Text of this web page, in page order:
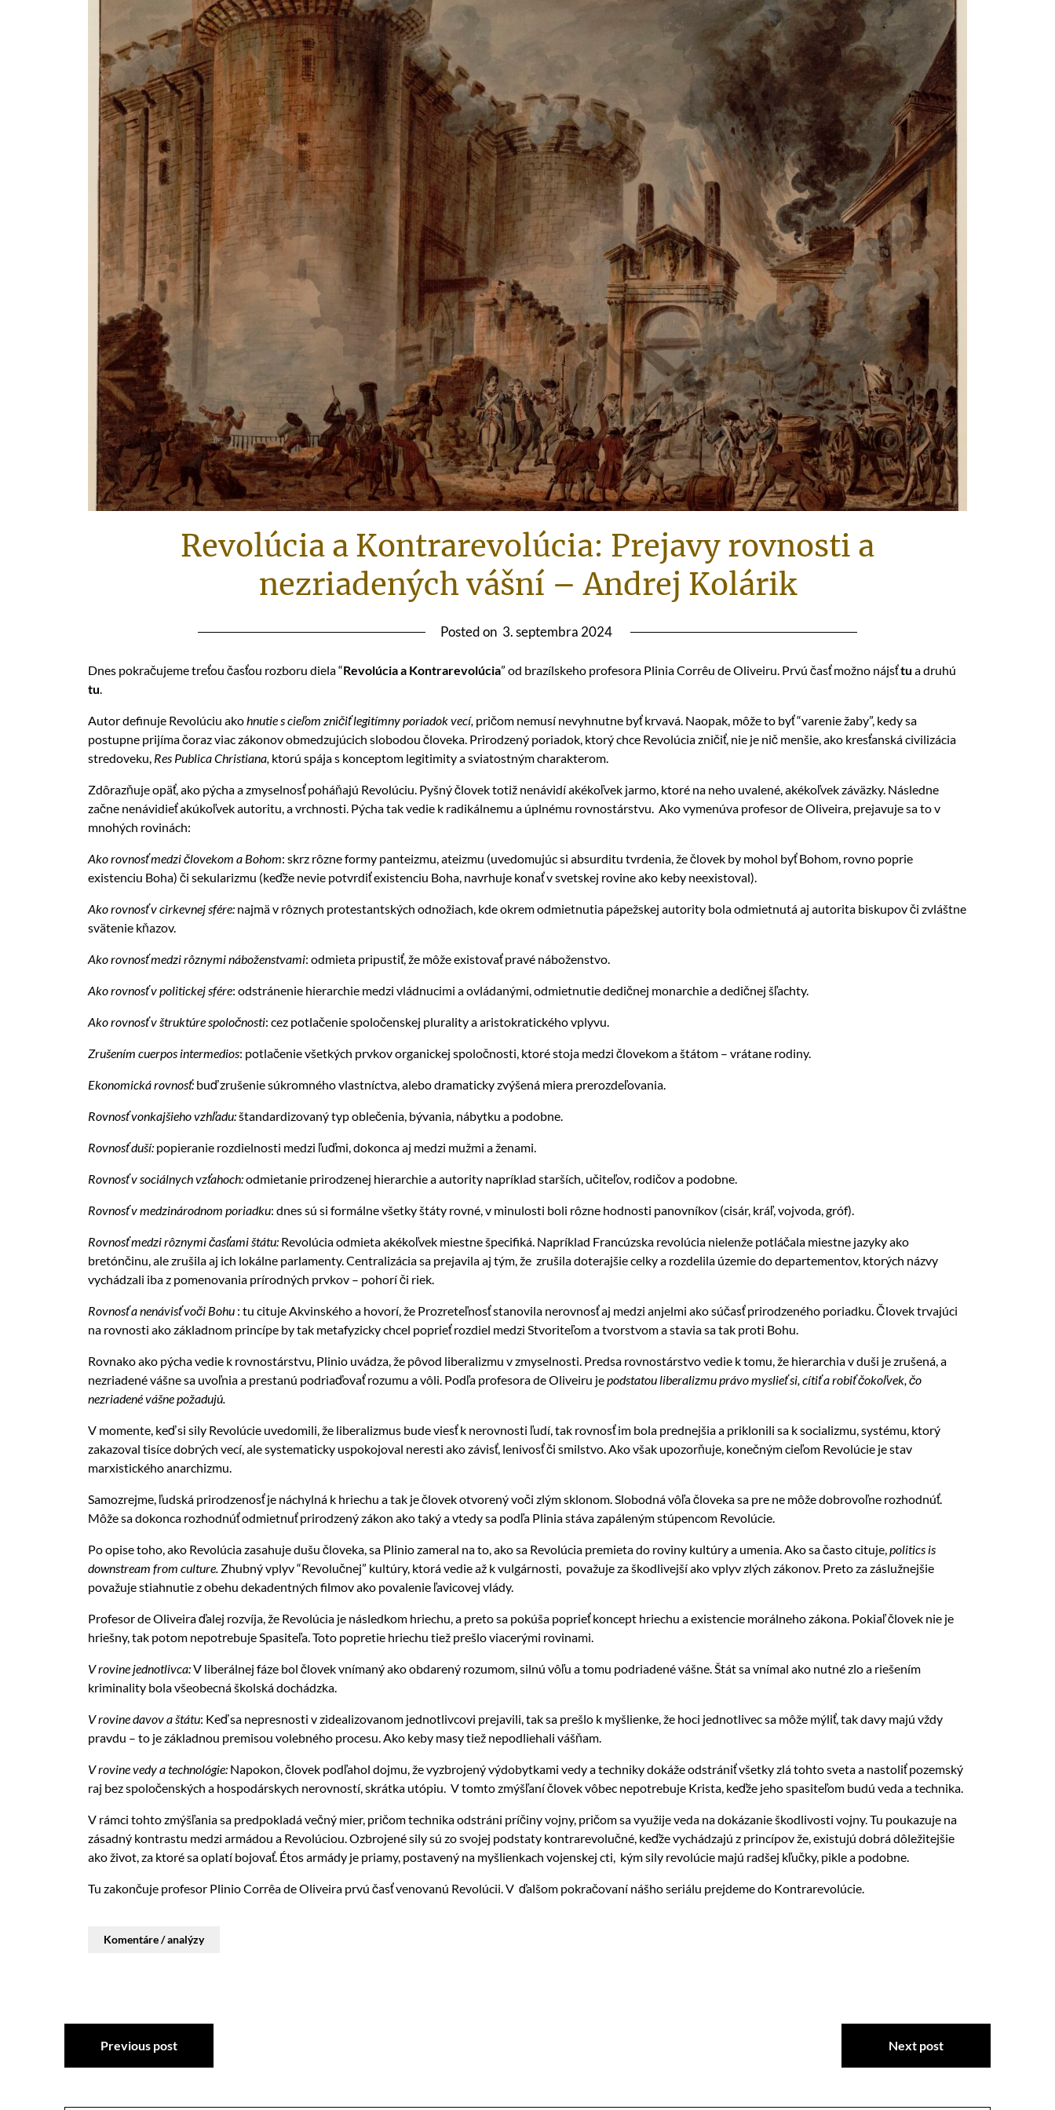
Revolúcia a Kontrarevolúcia: Prejavy rovnosti a
nezriadených vášní – Andrej Kolárik
Posted on 3. septembra 2024
Dnes pokračujeme treťou časťou rozboru diela “Revolúcia a Kontrarevolúcia” od brazílskeho profesora Plinia Corrêu de Oliveiru. Prvú časť možno nájsťtu a druhú
tu
Autor definuje Revolúciu ako hnutie s cieľom zničiť legitímny poriadok vecí, pričom nemusí nevyhnutne byť krvavá. Naopak, môže to byť “varenie žaby”, kedy sa
postupne prijíma čoraz viac zákonov obmedzujúcich slobodou človeka. Prirodzený poriadok, ktorý chce Revolúcia zničiť, nie je nič menšie, ako kresťanská civilizácia
stredoveku, Res Publica Christiana, ktorú spája s konceptom legitimity a sviatostným charakterom.
Zdôrazňuje opäť, ako pýcha a zmyselnosť poháňajú Revolúciu. Pyšný človek totiž nenávidí akékoľvek jarmo, ktoré na neho uvalené, akékoľvek záväzky. Následne
začne nenávidieť akúkoľvek autoritu, a vrchnosti. Pýcha tak vedie k radikálnemu a úplnému rovnostárstvu. Ako vymenúva profesor de Oliveira, prejavuje sa to v
mnohých rovinách:
Ako rovnosť medzi človekom a Bohom: skrz rôzne formy panteizmu, ateizmu (uvedomujúc si absurditu tvrdenia, že človek by mohol byť Bohom, rovno poprie
existenciu Boha) či sekularizmu (keďže nevie potvrdiť existenciu Boha, navrhuje konať v svetskej rovine ako keby neexistoval).
Ako rovnosť v cirkevnej sfére: najmä v rôznych protestantských odnožiach, kde okrem odmietnutia pápežskej autority bola odmietnutá aj autorita biskupov či zvláštne
svätenie kňazov.
Ako rovnosť medzi rôznymi náboženstvami: odmieta pripustiť, že môže existovať pravé náboženstvo.
Ako rovnosť v politickej sfére: odstránenie hierarchie medzi vládnucimi a ovládanými, odmietnutie dedičnej monarchie a dedičnej šľachty.
Ako rovnosť v štruktúre spoločnosti: cez potlačenie spoločenskej plurality a aristokratického vplyvu.
Zrušením cuerpos intermedios: potlačenie všetkých prvkov organickej spoločnosti, ktoré stoja medzi človekom a štátom – vrátane rodiny.
Ekonomická rovnosť: buď zrušenie súkromného vlastníctva, alebo dramaticky zvýšená miera prerozdeľovania.
Rovnosť vonkajšieho vzhľadu:štandardizovaný typ oblečenia, bývania, nábytku a podobne.
Rovnosť duší: popieranie rozdielnosti medzi ľuďmi, dokonca aj medzi mužmi a ženami.
Rovnosť v sociálnych vzťahoch:odmietanie prirodzenej hierarchie a autority napríklad starších, učiteľov, rodičov a podobne.
Rovnosť v medzinárodnom poriadku: dnes sú si formálne všetky štáty rovné, v minulosti boli rôzne hodnosti panovníkov (cisár, kráľ, vojvoda, gróf).
Rovnosť medzi rôznymi časťami štátu: Revolúcia odmieta akékoľvek miestne špecifiká. Napríklad Francúzska revolúcia nielenže potláčala miestne jazyky ako
bretónčinu, ale zrušila aj ich lokálne parlamenty. Centralizácia sa prejavila aj tým, že zrušila doterajšie celky a rozdelila územie do departementov, ktorých názvy
vychádzali iba z pomenovania prírodných prvkov – pohorí či riek.
Rovnosť a nenávisť voči Bohu : tu cituje Akvinského a hovorí, že Prozreteľnosť stanovila nerovnosť aj medzi anjelmi ako súčasť prirodzeného poriadku. Človek trvajúci
na rovnosti ako základnom princípe by tak metafyzicky chcel poprieť rozdiel medzi Stvoriteľom a tvorstvom a stavia sa tak proti Bohu.
Rovnako ako pýcha vedie k rovnostárstvu, Plinio uvádza, že pôvod liberalizmu v zmyselnosti. Predsa rovnostárstvo vedie k tomu, že hierarchia v duši je zrušená, a
nezriadené vášne sa uvoľnia a prestanú podriaďovať rozumu a vôli. Podľa profesora de Oliveiru jepodstatou liberalizmu právo myslieť si, cítiť a robiť čokoľvek, čo
nezriadené vášne požadujú.
V momente, keď si sily Revolúcie uvedomili, že liberalizmus bude viesť k nerovnosti ľudí, tak rovnosť im bola prednejšia a priklonili sa k socializmu, systému, ktorý
zakazoval tisíce dobrých vecí, ale systematicky uspokojoval neresti ako závisť, lenivosť či smilstvo. Ako však upozorňuje, konečným cieľom Revolúcie je stav
marxistického anarchizmu.
Samozrejme, ľudská prirodzenosť je náchylná k hriechu a tak je človek otvorený voči zlým sklonom. Slobodná vôľa človeka sa pre ne môže dobrovoľne rozhodnúť.
Môže sa dokonca rozhodnúť odmietnuť prirodzený zákon ako taký a vtedy sa podľa Plinia stáva zapáleným stúpencom Revolúcie.
Po opise toho, ako Revolúcia zasahuje dušu človeka, sa Plinio zameral na to, ako sa Revolúcia premieta do roviny kultúry a umenia. Ako sa často cituje, politics is
downstream from culture. Zhubný vplyv “Revolučnej” kultúry, ktorá vedie až k vulgárnosti, považuje za škodlivejší ako vplyv zlých zákonov. Preto za záslužnejšie
považuje stiahnutie z obehu dekadentných filmov ako povalenie ľavicovej vlády.
Profesor de Oliveira ďalej rozvíja, že Revolúcia je následkom hriechu, a preto sa pokúša poprieť koncept hriechu a existencie morálneho zákona. Pokiaľ človek nie je
hriešny, tak potom nepotrebuje Spasiteľa. Toto popretie hriechu tiež prešlo viacerými rovinami.
V rovine jednotlivca:V liberálnej fáze bol človek vnímaný ako obdarený rozumom, silnú vôľu a tomu podriadené vášne. Štát sa vnímal ako nutné zlo a riešením
kriminality bola všeobecná školská dochádzka.
V rovine davov a štátu: Keď sa nepresnosti v zidealizovanom jednotlivcovi prejavili, tak sa prešlo k myšlienke, že hoci jednotlivec sa môže mýliť, tak davy majú vždy
pravdu – to je základnou premisou volebného procesu. Ako keby masy tiež nepodliehali vášňam.
V rovine vedy a technológie: Napokon, človek podľahol dojmu, že vyzbrojený výdobytkami vedy a techniky dokáže odstrániť všetky zlá tohto sveta a nastoliť pozemský
raj bez spoločenských a hospodárskych nerovností, skrátka utópiu. V tomto zmýšľaní človek vôbec nepotrebuje Krista, keďže jeho spasiteľom budú veda a technika.
V rámci tohto zmýšľania sa predpokladá večný mier, pričom technika odstráni príčiny vojny, pričom sa využije veda na dokázanie škodlivosti vojny. Tu poukazuje na
zásadný kontrastu medzi armádou a Revolúciou. Ozbrojené sily sú zo svojej podstaty kontrarevolučné, keďže vychádzajú z princípov že, existujú dobrá dôležitejšie
ako život, za ktoré sa oplatí bojovať. Étos armády je priamy, postavený na myšlienkach vojenskej cti, kým sily revolúcie majú radšej kľučky, pikle a podobne.
Tu zakončuje profesor Plinio Corrêa de Oliveira prvú časť venovanú Revolúcii. V ďalšom pokračovaní nášho seriálu prejdeme do Kontrarevolúcie.
Komentáre / analýzy
Previous post Next post